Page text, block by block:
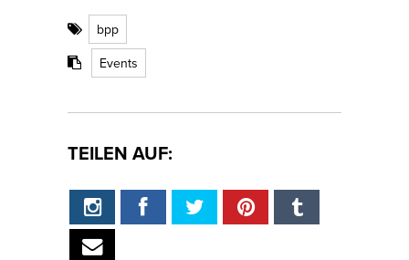
bpp
Events
TEILEN AUF: